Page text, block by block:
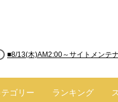
■8/13(木)AM2:00～サイトメンテ
テゴリー ランキング